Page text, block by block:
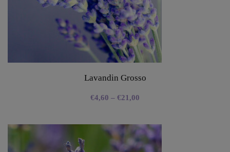
Lavandin Grosso
€4,60 – €21,00